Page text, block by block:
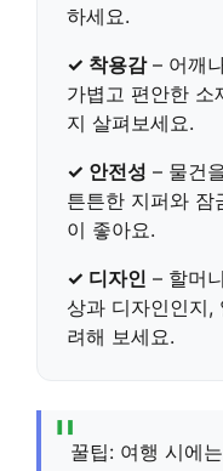
하세요.
✓ 착용감– 어깨
가볍고 편안한 소
지 살펴보세요.
✓ 안전성 – 물건
튼튼한 지퍼와 잠
이 좋아요.
✓ 디자인 – 할머
상과 디자인인지,
려해 보세요.
꿀팁: 여행 시에